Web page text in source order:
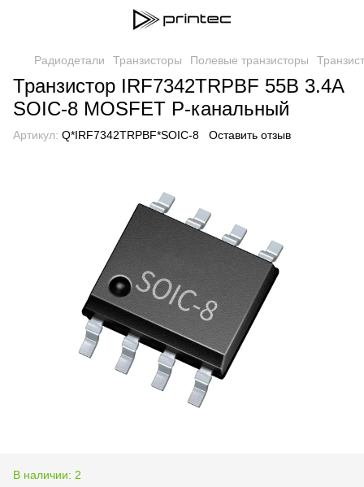
Радиодетали Транзисторы Полевые транзисторы
Транзистор IRF7342TRPBF 55В 3.4А
SOIC-8 MOSFET P-канальный
Артикул: Q*IRF7342TRPBF*SOIC-8 Оставить отзыв
В наличии: 2